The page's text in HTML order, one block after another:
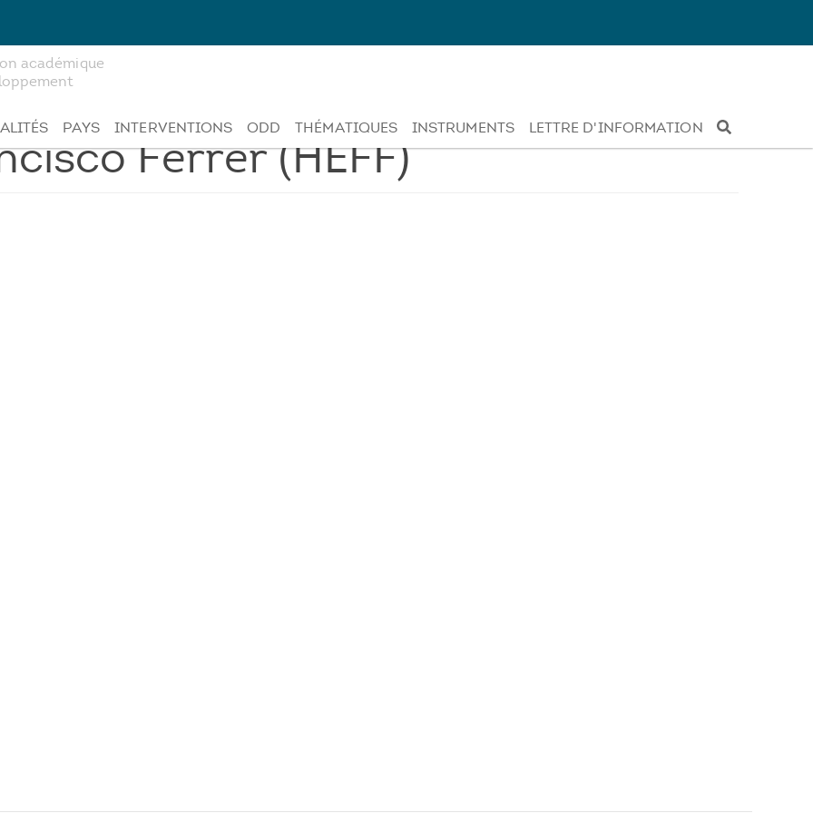
académique
PAYS INTERVENTIONS ODD THÉMATIQUES INSTRUMENTS LETTRE D'INFORMATION
Ferrer (HEFF)